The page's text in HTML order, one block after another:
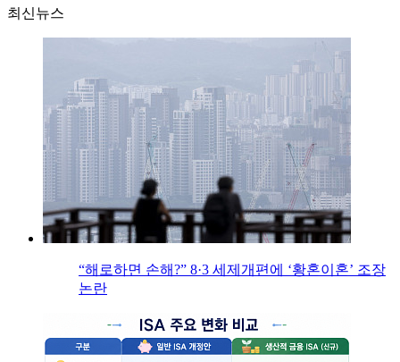
최신뉴스
“해로하면 손해?” 8·3 세제개편에 ‘황혼이혼’ 조장
논란